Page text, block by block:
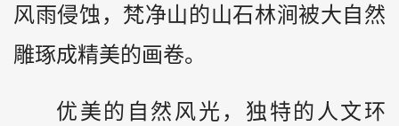
风雨侵蚀，梵净山的山石林涧被大自然
雕琢成精美的画卷。
优美的自然风光，独特的人文环